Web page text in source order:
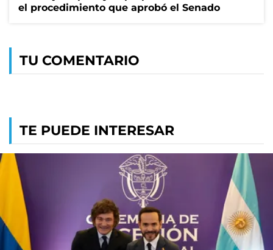
el procedimiento que aprobó el Senado
TU COMENTARIO
TE PUEDE INTERESAR